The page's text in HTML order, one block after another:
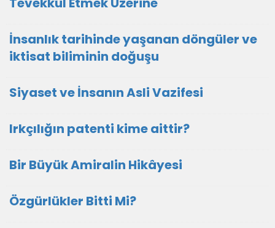
İnsanlık tarihinde yaşanan döngüler ve
iktisat biliminin doğuşu
Siyaset ve İnsanın Asli Vazifesi
Irkçılığın patenti kime aittir?
Bir Büyük Amiralin Hikâyesi
Özgürlükler Bitti Mi?